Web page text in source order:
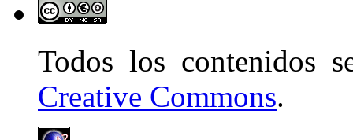
Todos los contenidos
Creative Commons.